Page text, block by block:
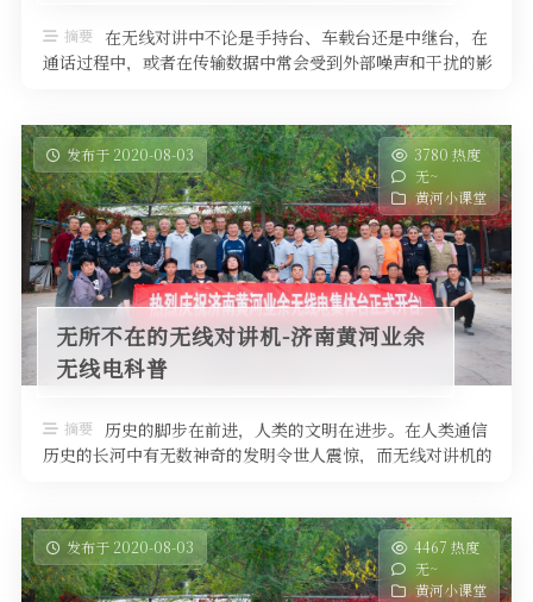
摘要 在无线对讲中不论是手持台、车载台还是中继台，在
通话过程中，或者在传输数据中常会受到外部噪声和干扰的影
发布于 2020-08-03
3780 热度
无~
黄河小课堂
无所不在的无线对讲机-济南黄河业余
无线电科普
摘要
历史的脚步在前进，人类的文明在进步。在人类通信
历史的长河中有无数神奇的发明令世人震惊，而无线对讲机的
发布于 2020-08-03
4467 热度
无~
黄河小课堂